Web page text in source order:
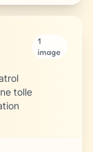
1
image
tolle